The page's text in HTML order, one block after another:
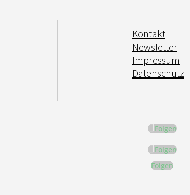
Kontakt
Newsletter
Impressum
Datenschutz
Folgen
Folgen
Folgen